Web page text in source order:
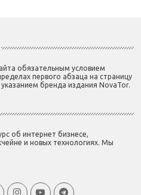
обязательным условием
первого абзаца на страницу
бренда издания NovaTor.
об интернет бизнесе,
и новых технологиях. Мы